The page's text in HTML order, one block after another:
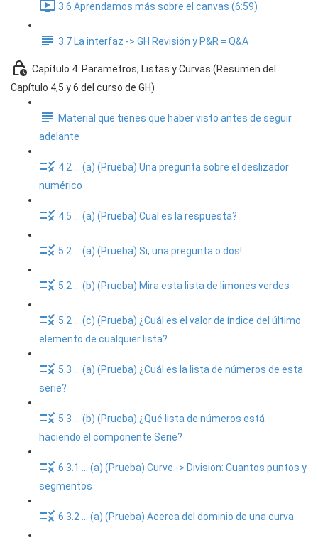
3.6 Aprendamos más sobre el canvas (6:59)
3.7 La interfaz -> GH Revisión y P&R = Q&A
Capítulo 4. Parametros, Listas y Curvas (Resumen del
Capítulo 4,5 y 6 del curso de GH)
Material que tienes que haber visto antes de seguir
adelante
4.2 ... (a) (Prueba) Una pregunta sobre el deslizador
numérico
4.5 ... (a) (Prueba) Cual es la respuesta?
5.2 ... (a) (Prueba) Si, una pregunta o dos!
5.2 ... (b) (Prueba) Mira esta lista de limones verdes
5.2 ... (c) (Prueba) ¿Cuál es el valor de índice del último
elemento de cualquier lista?
5.3 ... (a) (Prueba) ¿Cuál es la lista de números de esta
serie?
5.3 ... (b) (Prueba) ¿Qué lista de números está
haciendo el componente Serie?
6.3.1 ... (a) (Prueba) Curve -> Division: Cuantos puntos y
segmentos
6.3.2 ... (a) (Prueba) Acerca del dominio de una curva